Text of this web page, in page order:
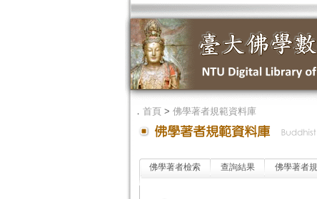
． 首頁> 佛學著者規範資料庫
佛學著者檢索 查詢結果 佛學著者